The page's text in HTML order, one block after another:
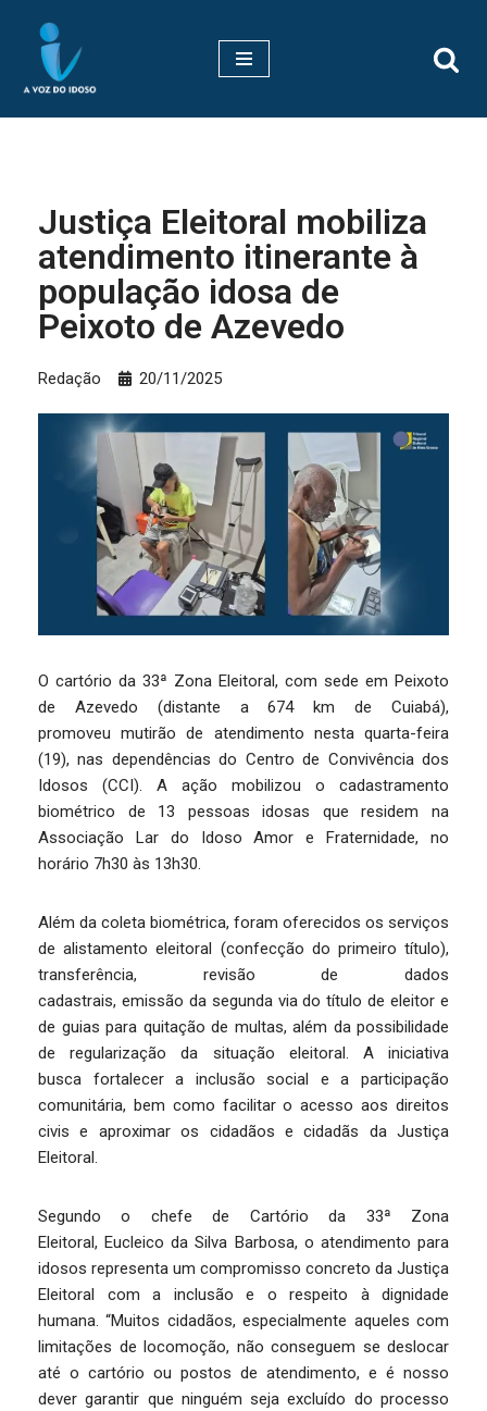
Pular
para
Justiça Eleitoral mobiliza
atendimento itinerante à
população idosa de
Peixoto de Azevedo
Redação 20/11/2025
O cartório da 33ª Zona Eleitoral, com sede em Peixoto
de Azevedo (distante a 674 km de Cuiabá),
promoveu mutirão de atendimento nesta quarta-feira
(19), nas dependências do Centro de Convivência dos
Idosos (CCI). A ação mobilizou o cadastramento
biométrico de 13 pessoas idosas que residem na
Associação Lar do Idoso Amor e Fraternidade, no
horário 7h30 às 13h30.
Além da coleta biométrica, foram oferecidos os serviços
de alistamento eleitoral (confecção do primeiro título),
transferência, revisão de dados
cadastrais, emissão da segunda via do título de eleitor e
de guias para quitação de multas, além da possibilidade
de regularização da situação eleitoral. A iniciativa
busca fortalecer a inclusão social e a participação
comunitária, bem como facilitar o acesso aos direitos
civis e aproximar os cidadãos e cidadãs da Justiça
Eleitoral.
Segundo o chefe de Cartório da 33ª Zona
Eleitoral, Eucleico da Silva Barbosa, o atendimento para
idosos representa um compromisso concreto da Justiça
Eleitoral com a inclusão e o respeito à dignidade
humana. “Muitos cidadãos, especialmente aqueles com
limitações de locomoção, não conseguem se deslocar
até o cartório ou postos de atendimento, e é nosso
dever garantir que ninguém seja excluído do processo